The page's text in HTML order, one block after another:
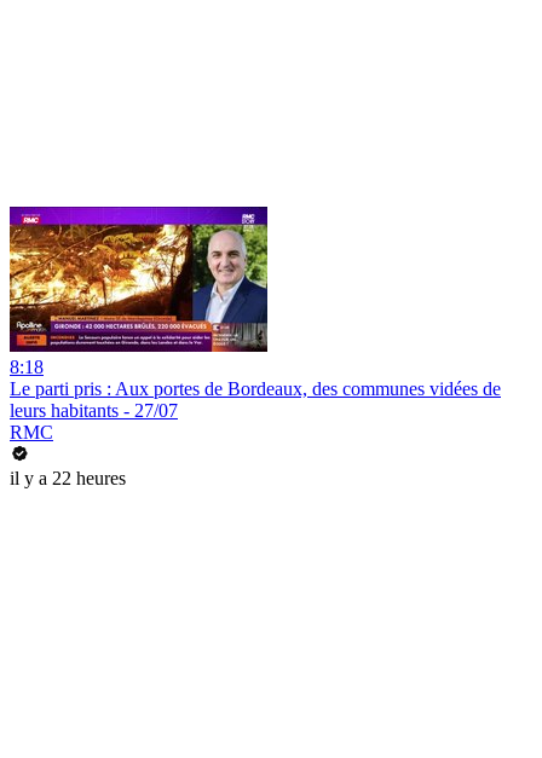
8:18
Le parti pris : Aux portes de Bordeaux, des communes vidées de
leurs habitants - 27/07
RMC
il y a 22 heures